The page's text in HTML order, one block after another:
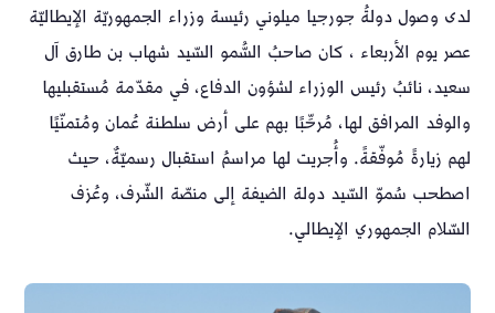
لدى وصول دولةُ جورجيا ميلوني رئيسة وزراء الجمهوريّة الإيطاليّة
عصر يوم الأربعاء ، كان صاحبُ السُّمو السّيد شهاب بن طارق آل
سعيد، نائبُ رئيس الوزراء لشؤون الدفاع، في مقدّمة مُستقبليها
والوفد المرافق لها، مُرحِّبًا بهم على أرض سلطنة عُمان ومُتمنّيًا
لهم زيارةً مُوفّقةً. وأُجريت لها مراسمُ استقبال رسميّةٌ، حيث
اصطحب سُموّ السّيد دولة الضيفة إلى منصّة الشّرف، وعُزف
السّلام الجمهوري الإيطالي.